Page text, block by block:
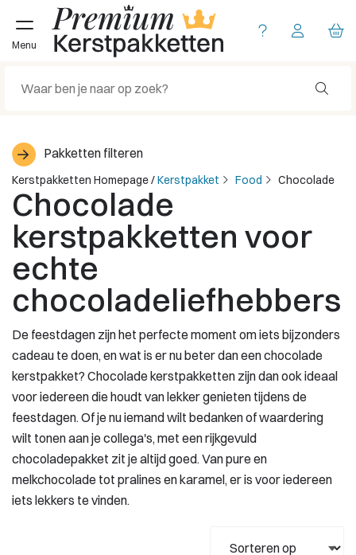
Menu
Pakketten filteren
Kerstpakketten Homepage/Kerstpakket Food Chocolade
Chocolade
kerstpakketten voor
echte
chocoladeliefhebbers
De feestdagen zijn het perfecte moment om iets bijzonders
cadeau te doen, en wat is er nu beter dan een chocolade
kerstpakket? Chocolade kerstpakketten zijn dan ook ideaal
voor iedereen die houdt van lekker genieten tijdens de
feestdagen. Of je nu iemand wilt bedanken of waardering
wilt tonen aan je collega's, met een rijkgevuld
chocoladepakket zit je altijd goed. Van pure en
melkchocolade tot pralines en karamel, er is voor iedereen
iets lekkers te vinden.